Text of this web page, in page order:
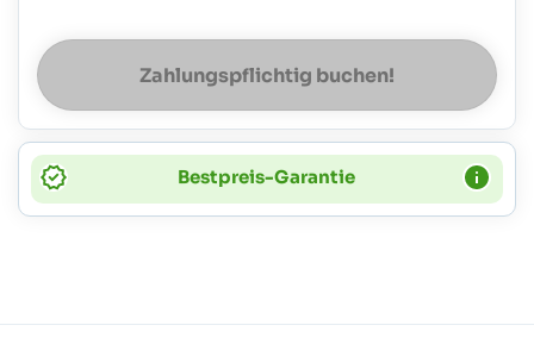
Zahlungspflichtig buchen!
Bestpreis-Garantie